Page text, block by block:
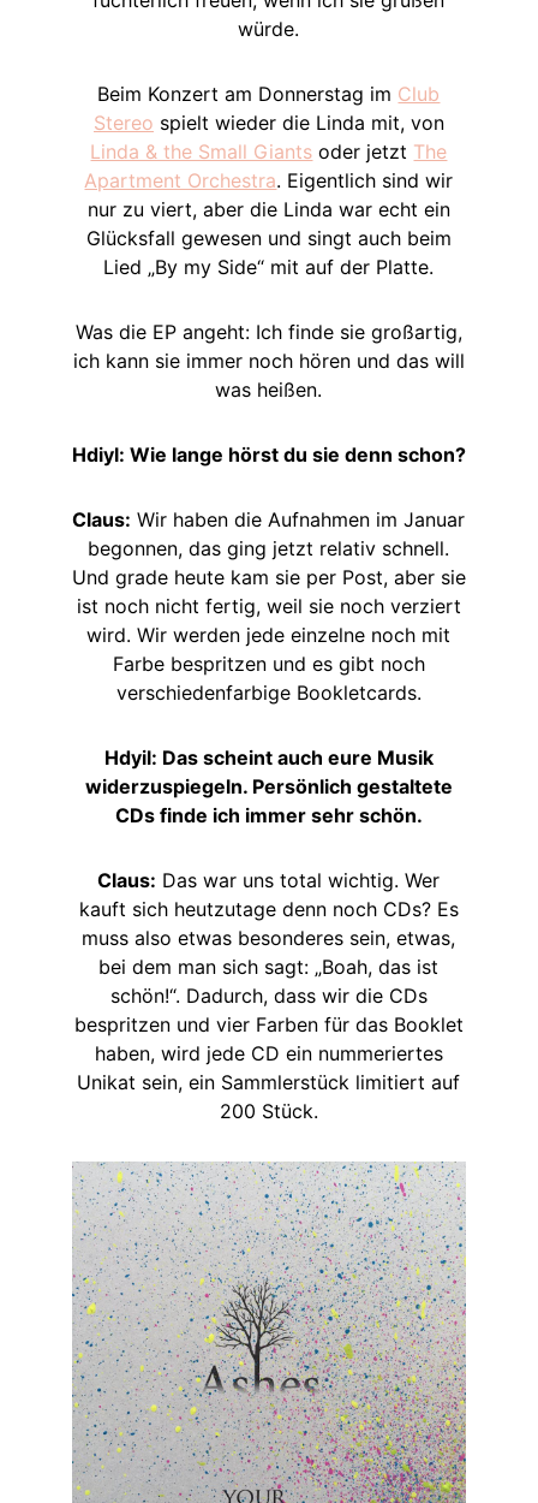
würde.
Beim Konzert am Donnerstag im Club
Stereo spielt wieder die Linda mit, von
Linda & the Small Giants oder jetzt The
Apartment Orchestra. Eigentlich sind wir
nur zu viert, aber die Linda war echt ein
Glücksfall gewesen und singt auch beim
Lied „By my Side“ mit auf der Platte.
Was die EP angeht: Ich finde sie großartig,
ich kann sie immer noch hören und das will
was heißen.
Hdiyl: Wie lange hörst du sie denn schon?
Claus: Wir haben die Aufnahmen im Januar
begonnen, das ging jetzt relativ schnell.
Und grade heute kam sie per Post, aber sie
ist noch nicht fertig, weil sie noch verziert
wird. Wir werden jede einzelne noch mit
Farbe bespritzen und es gibt noch
verschiedenfarbige Bookletcards.
Hdyil: Das scheint auch eure Musik
widerzuspiegeln. Persönlich gestaltete
CDs finde ich immer sehr schön.
Claus: Das war uns total wichtig. Wer
kauft sich heutzutage denn noch CDs? Es
muss also etwas besonderes sein, etwas,
bei dem man sich sagt: „Boah, das ist
schön!“. Dadurch, dass wir die CDs
bespritzen und vier Farben für das Booklet
haben, wird jede CD ein nummeriertes
Unikat sein, ein Sammlerstück limitiert auf
200 Stück.